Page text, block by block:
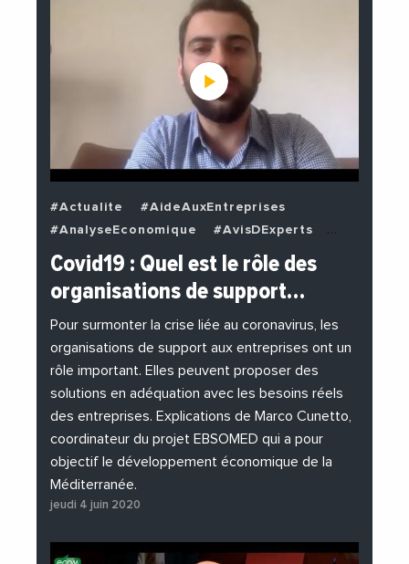
#Actualite
#AideAuxEntreprises
#AnalyseEconomique
#AvisDExperts
#BuzzNews
#Decideurs
#EchangesMediterraneens
#EnDirectDe
#Entreprises
#Institutions
#PhotosEtVideos
Covid19 : Quel est le rôle des
organisations de support…
Pour surmonter la crise liée au coronavirus, les
organisations de support aux entreprises ont un
rôle important. Elles peuvent proposer des
solutions en adéquation avec les besoins réels
des entreprises. Explications de Marco Cunetto,
coordinateur du projet EBSOMED qui a pour
objectif le développement économique de la
Méditerranée.
jeudi 4 juin 2020